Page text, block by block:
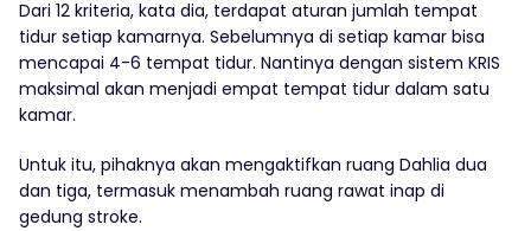
Dari 12 kriteria, kata dia, terdapat aturan jumlah tempat
tidur setiap kamarnya. Sebelumnya di setiap kamar bisa
mencapai 4-6 tempat tidur. Nantinya dengan sistem KRIS
maksimal akan menjadi empat tempat tidur dalam satu
kamar.
Untuk itu, pihaknya akan mengaktifkan ruang Dahlia dua
dan tiga, termasuk menambah ruang rawat inap di
gedung stroke.